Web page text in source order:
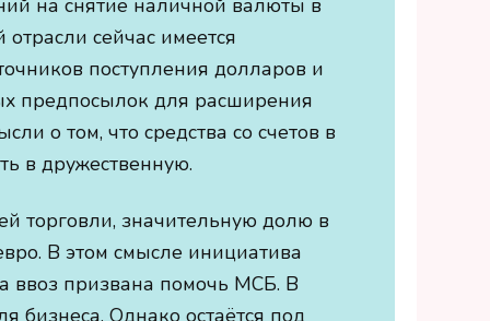
на снятие наличной валюты в
сейчас имеется
поступления долларов и
предпосылок для расширения
о том, что средства со счетов в
в дружественную.
торговли, значительную долю в
В этом смысле инициатива
ввоз призвана помочь МСБ. В
бизнеса. Однако остаётся под